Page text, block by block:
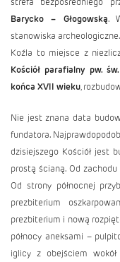
Barycko – Głogowską.
stanowiska archeologiczne.
Koźla to miejsce z
Kościół parafialny pw.
końca XVII wieku,
Nie jest znana data
fundatora.
dzisiejszego Kościół jest
prostą ścianą. Od
Od strony północnej
prezbiterium
prezbiterium i nową
północy aneksami –
iglicy z obejściem